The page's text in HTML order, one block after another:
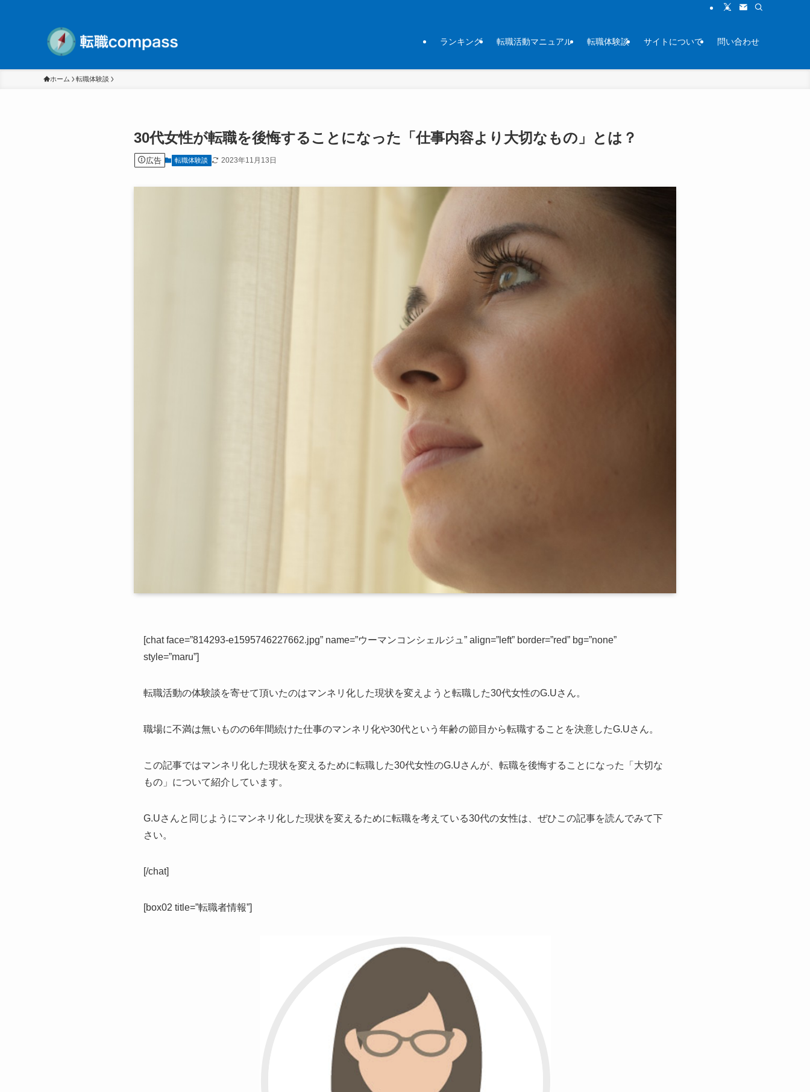
ランキング 転職活動マニュアル 転職体験談 サイトについて 問い合わせ
ホーム 転職体験談
30代女性が転職を後悔することになった「仕事内容より大切なもの」とは？
広告 転職体験談 2023年11月13日
[chat face=”814293-e1595746227662.jpg” name=”ウーマンコンシェルジュ” align=”left” border=”red” bg=”none”
style=”maru”]
転職活動の体験談を寄せて頂いたのはマンネリ化した現状を変えようと転職した30代女性のG.Uさん。
職場に不満は無いものの6年間続けた仕事のマンネリ化や30代という年齢の節目から転職することを決意したG.Uさん。
この記事ではマンネリ化した現状を変えるために転職した30代女性のG.Uさんが、転職を後悔することになった「大切な
もの」について紹介しています。
G.Uさんと同じようにマンネリ化した現状を変えるために転職を考えている30代の女性は、ぜひこの記事を読んでみて下
さい。
[/chat]
[box02 title=”転職者情報”]